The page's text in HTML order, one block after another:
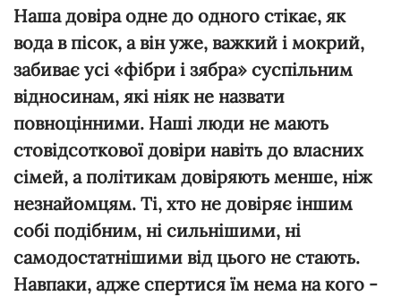
Наша довіра одне до одного стікає, як
вода в пісок, а він уже, важкий і мокрий,
забиває усі «фібри і зябра» суспільним
відносинам, які ніяк не назвати
повноцінними. Наші люди не мають
стовідсоткової довіри навіть до власних
сімей, а політикам довіряють менше, ніж
незнайомцям. Ті, хто не довіряє іншим
собі подібним, ні сильнішими, ні
самодостатнішими від цього не стають.
Навпаки, адже спертися їм нема на кого -